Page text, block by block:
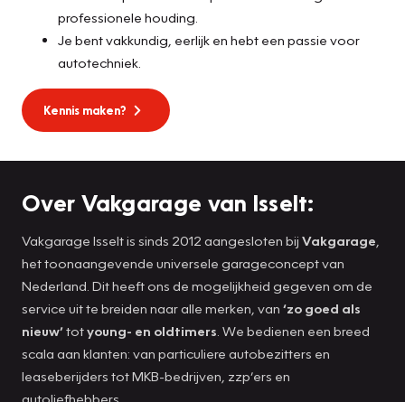
professionele houding.
Je bent vakkundig, eerlijk en hebt een passie voor
autotechniek.
Kennis maken?
Over Vakgarage van Isselt:
Vakgarage Isselt is sinds 2012 aangesloten bij Vakgarage
het toonaangevende universele garageconcept van
Nederland. Dit heeft ons de mogelijkheid gegeven om de
service uit te breiden naar alle merken, van ‘zo goed als
nieuw’totyoung- en oldtimers . We bedienen een breed
scala aan klanten: van particuliere autobezitters en
leaseberijders tot MKB-bedrijven, zzp’ers en
autoliefhebbers.